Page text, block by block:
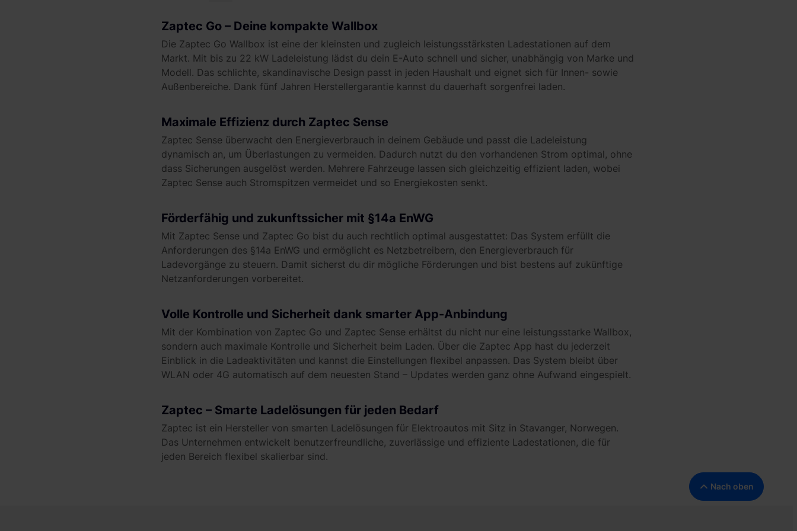
Zaptec Go – Deine kompakte Wallbox
Die Zaptec Go Wallbox ist eine der kleinsten und zugleich leistungsstärksten Ladestationen auf dem
Markt. Mit bis zu 22 kW Ladeleistung lädst du dein E-Auto schnell und sicher, unabhängig von Marke und
Modell. Das schlichte, skandinavische Design passt in jeden Haushalt und eignet sich für Innen- sowie
Außenbereiche. Dank fünf Jahren Herstellergarantie kannst du dauerhaft sorgenfrei laden.
Maximale Effizienz durch Zaptec Sense
Zaptec Sense überwacht den Energieverbrauch in deinem Gebäude und passt die Ladeleistung
dynamisch an, um Überlastungen zu vermeiden. Dadurch nutzt du den vorhandenen Strom optimal, ohne
dass Sicherungen ausgelöst werden. Mehrere Fahrzeuge lassen sich gleichzeitig effizient laden, wobei
Zaptec Sense auch Stromspitzen vermeidet und so Energiekosten senkt.
Förderfähig und zukunftssicher mit §14a EnWG
Mit Zaptec Sense und Zaptec Go bist du auch rechtlich optimal ausgestattet: Das System erfüllt die
Anforderungen des §14a EnWG und ermöglicht es Netzbetreibern, den Energieverbrauch für
Ladevorgänge zu steuern. Damit sicherst du dir mögliche Förderungen und bist bestens auf zukünftige
Netzanforderungen vorbereitet.
Volle Kontrolle und Sicherheit dank smarter App-Anbindung
Mit der Kombination von Zaptec Go und Zaptec Sense erhältst du nicht nur eine leistungsstarke Wallbox,
sondern auch maximale Kontrolle und Sicherheit beim Laden. Über die Zaptec App hast du jederzeit
Einblick in die Ladeaktivitäten und kannst die Einstellungen flexibel anpassen. Das System bleibt über
WLAN oder 4G automatisch auf dem neuesten Stand – Updates werden ganz ohne Aufwand eingespielt.
Zaptec – Smarte Ladelösungen für jeden Bedarf
Zaptec ist ein Hersteller von smarten Ladelösungen für Elektroautos mit Sitz in Stavanger, Norwegen.
Das Unternehmen entwickelt benutzerfreundliche, zuverlässige und effiziente Ladestationen, die für
jeden Bereich flexibel skalierbar sind.
Nach oben